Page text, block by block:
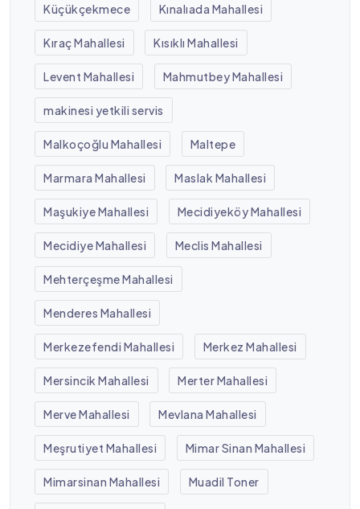
Küçükçekmece Kınalıada Mahallesi
Kıraç Mahallesi Kısıklı Mahallesi
Levent Mahallesi Mahmutbey Mahallesi
makinesi yetkili servis
Malkoçoğlu Mahallesi Maltepe
Marmara Mahallesi Maslak Mahallesi
Maşukiye Mahallesi Mecidiyeköy Mahallesi
Mecidiye Mahallesi Meclis Mahallesi
Mehterçeşme Mahallesi
Menderes Mahallesi
Merkezefendi Mahallesi Merkez Mahallesi
Mersincik Mahallesi Merter Mahallesi
Merve Mahallesi Mevlana Mahallesi
Meşrutiyet Mahallesi Mimar Sinan Mahallesi
Mimarsinan Mahallesi Muadil Toner